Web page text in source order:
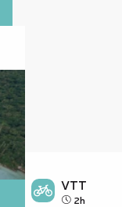
VTT
2h